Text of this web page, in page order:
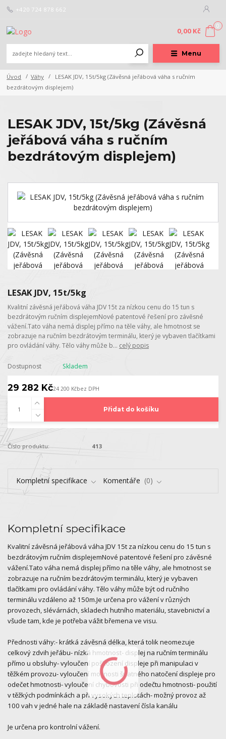
Menu
+420 724 878 662
0
0,00 Kč
Úvod Váhy
LESAK JDV, 15t/5kg (Závěsná jeřábová váha s ručním
bezdrátovým displejem)
LESAK JDV, 15t/5kg (Závěsná
jeřábová váha s ručním
bezdrátovým displejem)
LESAK JDV, 15t/5kg
Kvalitní závěsná jeřábová váha JDV 15t za nízkou cenu do 15 tun s
bezdrátovým ručním displejemNové patentové řešení pro závěsné
vážení.Tato váha nemá displej přímo na těle váhy, ale hmotnost se
zobrazuje na ručním bezdrátovým terminálu, který je vybaven tlačítkami
pro ovládání váhy. Tělo váhy může b... celý popis
Dostupnost Skladem
29 282 Kč24 200 Kčbez DPH
Přidat do košíku
Číslo produktu: 413
Kompletní specifikace Komentáře 0
Kompletní specifikace
Kvalitní závěsná jeřábová váha JDV 15t za nízkou cenu do 15 tun s
bezdrátovým ručním displejemNové patentové řešení pro závěsné
vážení.Tato váha nemá displej přímo na těle váhy, ale hmotnost se
zobrazuje na ručním bezdrátovým terminálu, který je vybaven
tlačítkami pro ovládání váhy. Tělo váhy může být od ručního
terminálu vzdáleno až 150m.Je určena pro vážení v různých
provozech, slévárnách, skladech hutního materiálu, stavebnictví a
všude tam, kde je potřeba vážit břemena ve visu.
Přednosti váhy:- krátká závěsná délka, která tolik neomezuje
celkový zdvih jeřábu- nízká hmotnost- displej na ručním terminálu
přímo u obsluhy- vyloučení poškození displeje při manipulaci v
těžkém provozu- vyloučení možnosti špatného natočení displeje pro
odečet hmotnosti- vyloučení chybovosti při odečtu hmotnosti- použití
v těžkých podmínkách a při vysokých teplotách- možný provoz až
100 vah v jedné hale na základě nastavení čísla kanálu
Je určena pro kontrolní vážení.